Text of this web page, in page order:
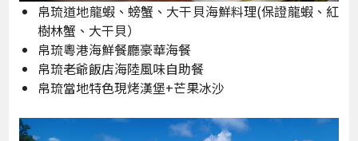
帛琉道地龍蝦、螃蟹、大干貝海鮮料理(保證龍蝦、紅
樹林蟹、大干貝）
帛琉粵港海鮮餐廳豪華海餐
帛琉老爺飯店海陸風味自助餐
帛琉當地特色現烤漢堡+芒果冰沙